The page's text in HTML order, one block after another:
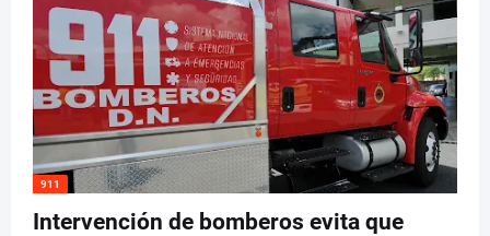
911
Intervención de bomberos evita que